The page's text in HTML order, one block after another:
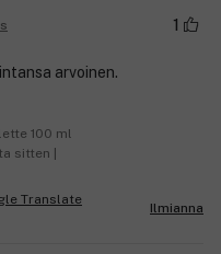
1
arvoinen.
100 ml
sitten |
Ilmianna